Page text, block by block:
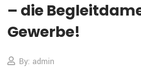
– die
Gewerbe!
By: admin